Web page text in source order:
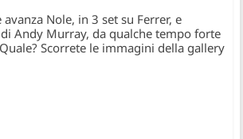
Nole, in 3 set su Ferrer, e
Andy Murray, da qualche tempo forte
Scorrete le immagini della gallery